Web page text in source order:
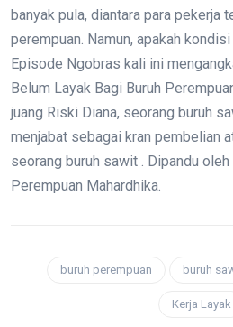
banyak pula, diantara para pekerja
perempuan. Namun, apakah
Episode Ngobras kali ini
Belum Layak Bagi Buruh
juang Riski Diana, seorang buruh
menjabat sebagai kran pembelian
seorang buruh sawit . Dipandu
Perempuan Mahardhika.
buruh perempuan buruh
Kerja Layak